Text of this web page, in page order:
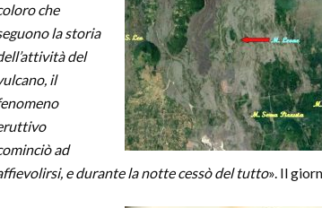
che
la storia
del
il
ad
e durante la notte cessò del tutto». Il